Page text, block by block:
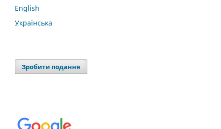
English
Українська
Зробити подання